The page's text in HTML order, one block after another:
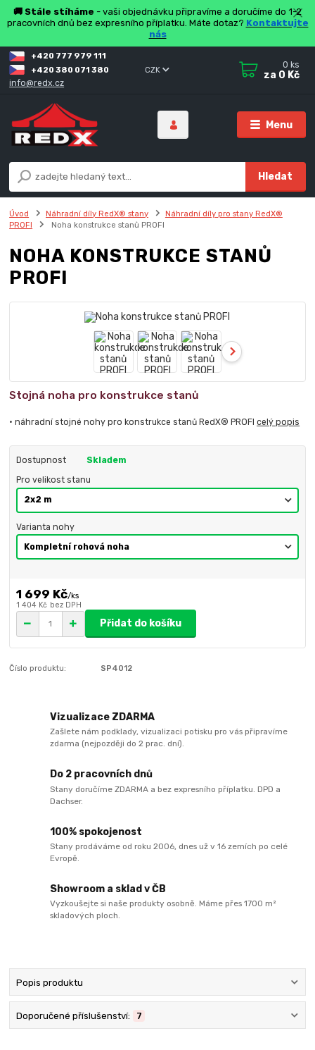
🚚 Stále stíháme - vaši objednávku připravíme a doručíme do 1-2
pracovních dnů bez expresního příplatku. Máte dotaz? Kontaktujte
nás
Menu
CZK
Hledat
+420 777 979 111
+420 380 071 380
info@redx.cz
0 ks
za 0 Kč
Úvod Náhradní díly RedX® stany
Náhradní díly pro stany RedX®
PROFI
Noha konstrukce stanů PROFI
NOHA KONSTRUKCE STANŮ
PROFI
Stojná noha pro konstrukce stanů
• náhradní stojné nohy pro konstrukce stanů RedX® PROFIcelý popis
Dostupnost Skladem
Pro velikost stanu
Varianta nohy
1 699 Kč/ks
1 404 Kč bez DPH
Přidat do košíku
Číslo produktu: SP4012
Vizualizace ZDARMA
Zašlete nám podklady, vizualizaci potisku pro vás připravíme
zdarma (nejpozději do 2 prac. dní).
Do 2 pracovních dnů
Stany doručíme ZDARMA a bez expresního příplatku. DPD a
Dachser.
100% spokojenost
Stany prodáváme od roku 2006, dnes už v 16 zemích po celé
Evropě.
Showroom a sklad v ČB
Vyzkoušejte si naše produkty osobně. Máme přes 1700 m²
skladových ploch.
Popis produktu
Doporučené příslušenství: 7